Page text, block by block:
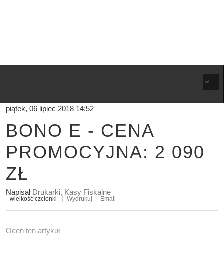
piątek, 06 lipiec 2018 14:52
BONO E - CENA
PROMOCYJNA: 2 090
ZŁ
Napisał Drukarki, Kasy Fiskalne
wielkość czcionki Wydrukuj Email
Oceń ten artykuł